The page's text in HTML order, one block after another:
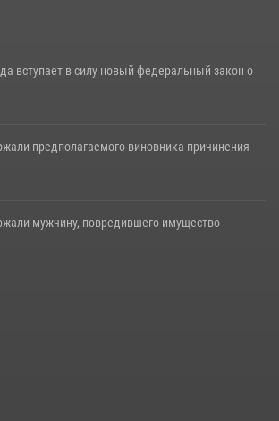
вступает в силу новый федеральный закон о
предполагаемого виновника причинения
мужчину, повредившего имущество